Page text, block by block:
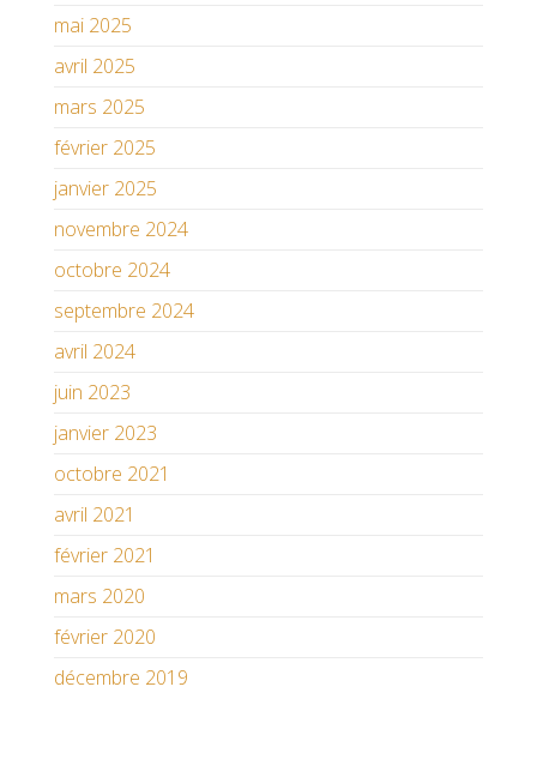
mai 2025
avril 2025
mars 2025
février 2025
janvier 2025
novembre 2024
octobre 2024
septembre 2024
avril 2024
juin 2023
janvier 2023
octobre 2021
avril 2021
février 2021
mars 2020
février 2020
décembre 2019